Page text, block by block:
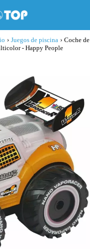
› Juegos de piscina › Coche de
- Happy People